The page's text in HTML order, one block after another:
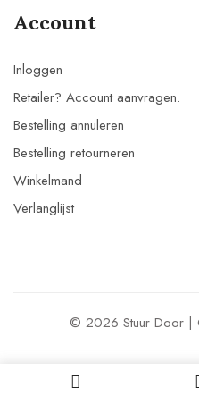
Account
Inloggen
Retailer? Account aanvragen.
Bestelling annuleren
Bestelling retourneren
Winkelmand
Verlanglijst
© 2026 Stuur Door |